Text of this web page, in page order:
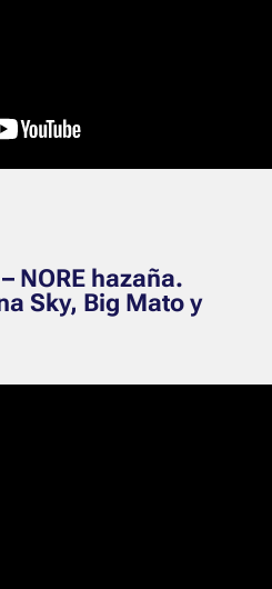
NORE hazaña.
Sky, Big Mato y